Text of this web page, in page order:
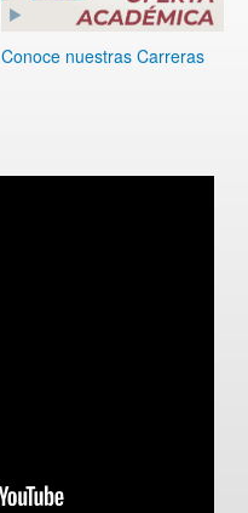
Conoce nuestras Carreras